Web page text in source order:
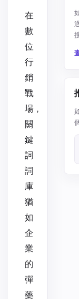
在
數
位
行
銷
戰
場，
關
鍵
詞
詞
庫
猶
如
企
業
的
彈
藥